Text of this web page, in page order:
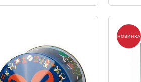
НОВИНКА